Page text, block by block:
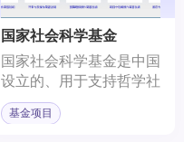
国家社会科学基金
国家社会科学基金是中国
设立的、用于支持哲学社
会科学研究的专项基金。
基金项目